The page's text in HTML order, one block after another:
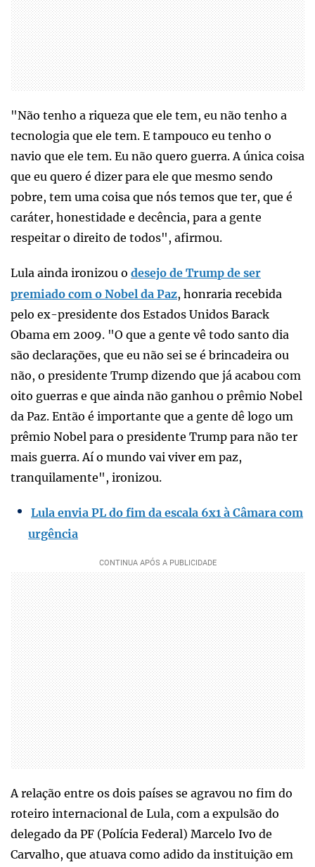
"Não tenho a riqueza que ele tem, eu não tenho a
tecnologia que ele tem. E tampouco eu tenho o
navio que ele tem. Eu não quero guerra. A única coisa
que eu quero é dizer para ele que mesmo sendo
pobre, tem uma coisa que nós temos que ter, que é
caráter, honestidade e decência, para a gente
respeitar o direito de todos", afirmou.
Lula ainda ironizou o desejo de Trump de ser
premiado com o Nobel da Paz, honraria recebida
pelo ex-presidente dos Estados Unidos Barack
Obama em 2009. "O que a gente vê todo santo dia
são declarações, que eu não sei se é brincadeira ou
não, o presidente Trump dizendo que já acabou com
oito guerras e que ainda não ganhou o prêmio Nobel
da Paz. Então é importante que a gente dê logo um
prêmio Nobel para o presidente Trump para não ter
mais guerra. Aí o mundo vai viver em paz,
tranquilamente", ironizou.
Lula envia PL do fim da escala 6x1 à Câmara com
urgência
A relação entre os dois países se agravou no fim do
roteiro internacional de Lula, com a expulsão do
delegado da PF (Polícia Federal) Marcelo Ivo de
Carvalho, que atuava como adido da instituição em